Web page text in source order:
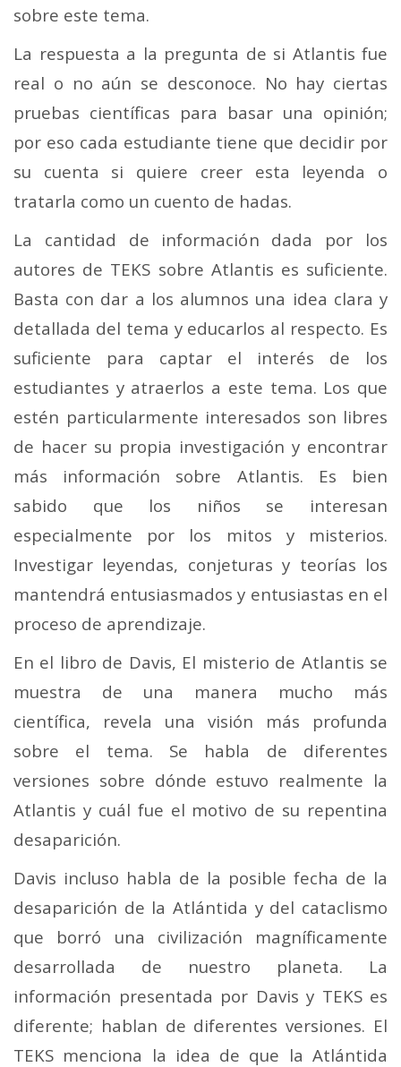
sobre este tema.
La respuesta a la pregunta de si Atlantis fue
real o no aún se desconoce. No hay ciertas
pruebas científicas para basar una opinión;
por eso cada estudiante tiene que decidir por
su cuenta si quiere creer esta leyenda o
tratarla como un cuento de hadas.
La cantidad de información dada por los
autores de TEKS sobre Atlantis es suficiente.
Basta con dar a los alumnos una idea clara y
detallada del tema y educarlos al respecto. Es
suficiente para captar el interés de los
estudiantes y atraerlos a este tema. Los que
estén particularmente interesados son libres
de hacer su propia investigación y encontrar
más información sobre Atlantis. Es bien
sabido que los niños se interesan
especialmente por los mitos y misterios.
Investigar leyendas, conjeturas y teorías los
mantendrá entusiasmados y entusiastas en el
proceso de aprendizaje.
En el libro de Davis, El misterio de Atlantis se
muestra de una manera mucho más
científica, revela una visión más profunda
sobre el tema. Se habla de diferentes
versiones sobre dónde estuvo realmente la
Atlantis y cuál fue el motivo de su repentina
desaparición.
Davis incluso habla de la posible fecha de la
desaparición de la Atlántida y del cataclismo
que borró una civilización magníficamente
desarrollada de nuestro planeta. La
información presentada por Davis y TEKS es
diferente; hablan de diferentes versiones. El
TEKS menciona la idea de que la Atlántida